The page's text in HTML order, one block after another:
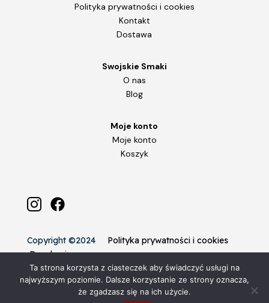
Polityka prywatności i cookies
Kontakt
Dostawa
Swojskie Smaki
O nas
Blog
Moje konto
Moje konto
Koszyk
Copyright ©2024 Polityka prywatności i cookies
Regulamin
Ta strona korzysta z ciasteczek aby świadczyć usługi na
najwyższym poziomie. Dalsze korzystanie ze strony oznacza,
że zgadzasz się na ich użycie.